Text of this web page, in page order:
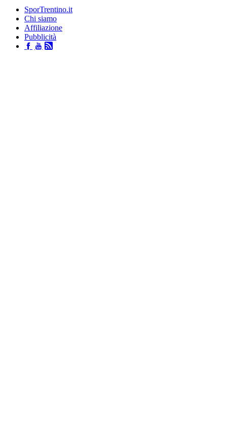
SporTrentino.it
Chi siamo
Affiliazione
Pubblicità